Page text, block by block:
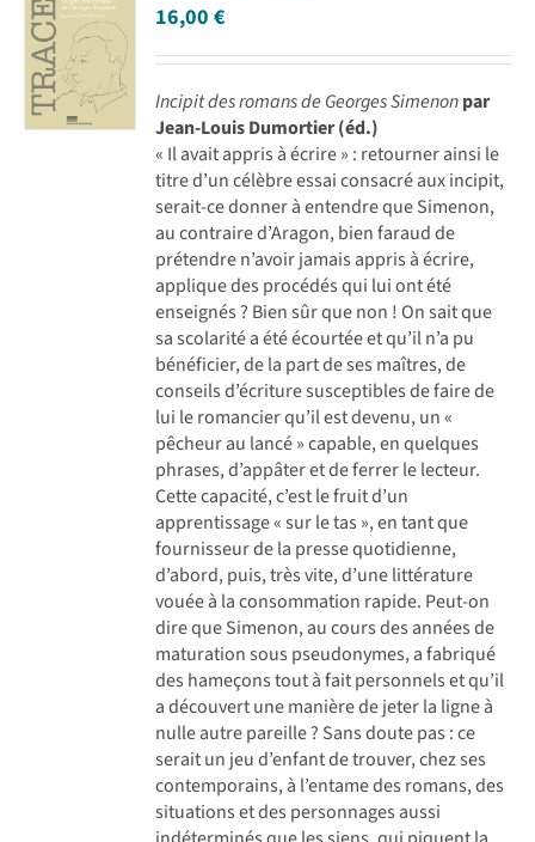
16,00€
Incipit des romans de Georges Simenonpar
Jean-Louis Dumortier (éd.)
« Il avait appris à écrire » : retourner ainsi le
titre d’un célèbre essai consacré aux incipit,
serait-ce donner à entendre que Simenon,
au contraire d’Aragon, bien faraud de
prétendre n’avoir jamais appris à écrire,
applique des procédés qui lui ont été
enseignés ? Bien sûr que non ! On sait que
sa scolarité a été écourtée et qu’il n’a pu
bénéficier, de la part de ses maîtres, de
conseils d’écriture susceptibles de faire de
lui le romancier qu’il est devenu, un «
pêcheur au lancé » capable, en quelques
phrases, d’appâter et de ferrer le lecteur.
Cette capacité, c’est le fruit d’un
apprentissage « sur le tas », en tant que
fournisseur de la presse quotidienne,
d’abord, puis, très vite, d’une littérature
vouée à la consommation rapide. Peut-on
dire que Simenon, au cours des années de
maturation sous pseudonymes, a fabriqué
des hameçons tout à fait personnels et qu’il
a découvert une manière de jeter la ligne à
nulle autre pareille ? Sans doute pas : ce
serait un jeu d’enfant de trouver, chez ses
contemporains, à l’entame des romans, des
situations et des personnages aussi